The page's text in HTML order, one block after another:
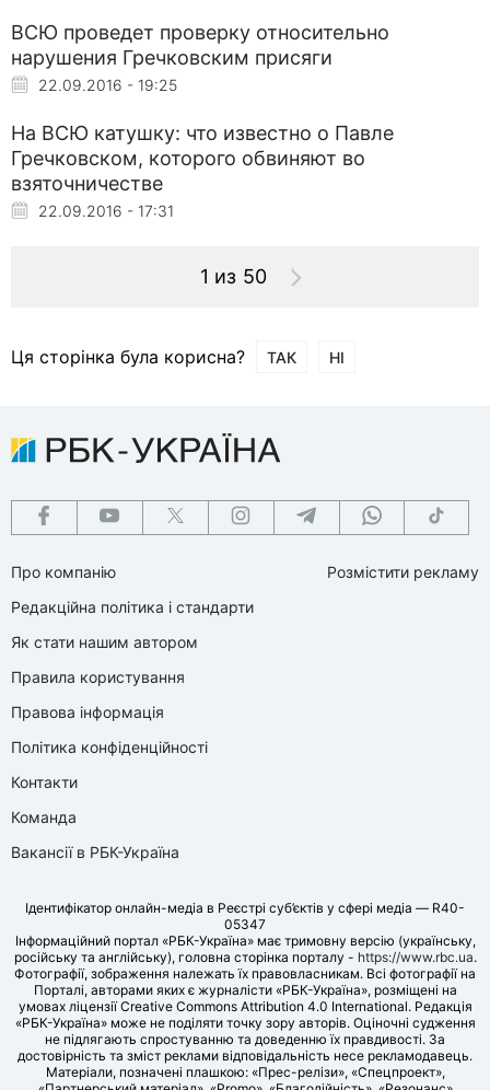
ВСЮ проведет проверку относительно
нарушения Гречковским присяги
22.09.2016 - 19:25
На ВСЮ катушку: что известно о Павле
Гречковском, которого обвиняют во
взяточничестве
22.09.2016 - 17:31
1 из 50
Ця сторінка була корисна? ТАК НІ
Про компанію
Редакційна політика і стандарти
Як стати нашим автором
Правила користування
Правова інформація
Політика конфіденційності
Контакти
Команда
Вакансії в РБК-Україна
Розмістити рекламу
Ідентифікатор онлайн-медіа в Реєстрі суб’єктів у сфері медіа — R40-
05347
Інформаційний портал «РБК-Україна» має тримовну версію (українську,
російську та англійську), головна сторінка порталу - https://www.rbc.ua.
Фотографії, зображення належать їх правовласникам. Всі фотографії на
Порталі, авторами яких є журналісти «РБК-Україна», розміщені на
умовах ліцензії Creative Commons Attribution 4.0 International. Редакція
«РБК-Україна» може не поділяти точку зору авторів. Оціночні судження
не підлягають спростуванню та доведенню їх правдивості. За
достовірність та зміст реклами відповідальність несе рекламодавець.
Матеріали, позначені плашкою: «Прес-релізи», «Спецпроект»,